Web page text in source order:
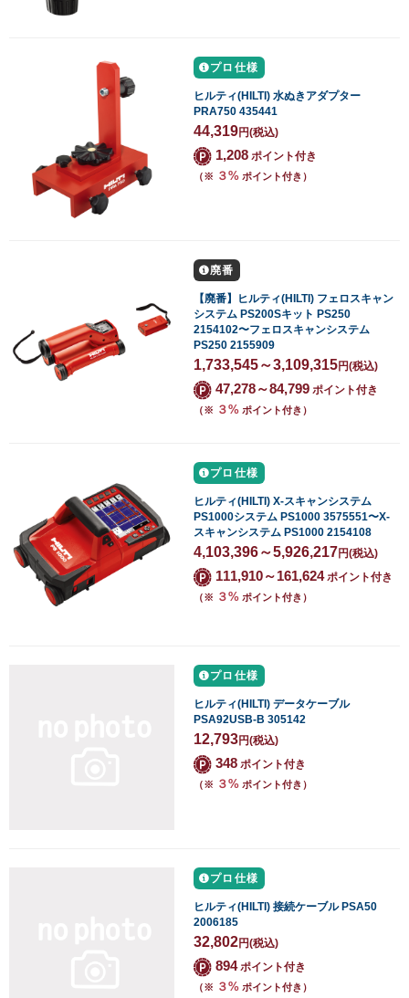
プロ仕様
ヒルティ(HILTI) 水ぬきアダプター
PRA750 435441
44,319円(税込)
1,208 ポイント付き
（※ ３% ポイント付き）
廃番
【廃番】ヒルティ(HILTI) フェロスキャン
システム PS200Sキット PS250
2154102〜フェロスキャンシステム
PS250 2155909
1,733,545～3,109,315円(税込)
47,278～84,799 ポイント付き
（※ ３% ポイント付き）
プロ仕様
ヒルティ(HILTI) X-スキャンシステム
PS1000システム PS1000 3575551〜X-
スキャンシステム PS1000 2154108
4,103,396～5,926,217円(税込)
111,910～161,624ポイント付き
（※ ３% ポイント付き）
プロ仕様
ヒルティ(HILTI) データケーブル
PSA92USB-B 305142
12,793円(税込)
348 ポイント付き
（※ ３% ポイント付き）
プロ仕様
ヒルティ(HILTI) 接続ケーブル PSA50
2006185
32,802円(税込)
894ポイント付き
（※ ３% ポイント付き）